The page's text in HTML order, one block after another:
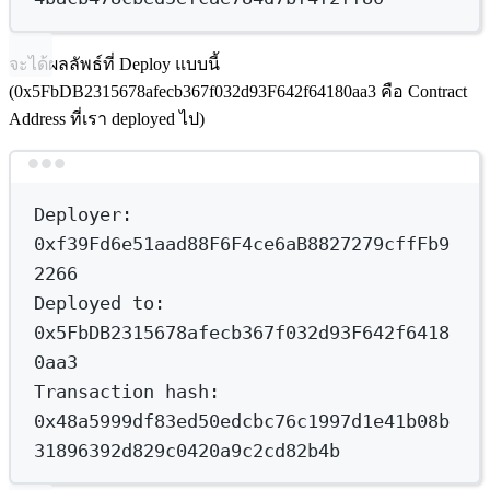
จะได้ผลลัพธ์ที่ Deploy แบบนี้
(0x5FbDB2315678afecb367f032d93F642f64180aa3 คือ Contract
Address ที่เรา deployed ไป)
Deployer:
0xf39Fd6e51aad88F6F4ce6aB8827279cffFb9
2266
Deployed to:
0x5FbDB2315678afecb367f032d93F642f6418
0aa3
Transaction hash:
0x48a5999df83ed50edcbc76c1997d1e41b08b
31896392d829c0420a9c2cd82b4b